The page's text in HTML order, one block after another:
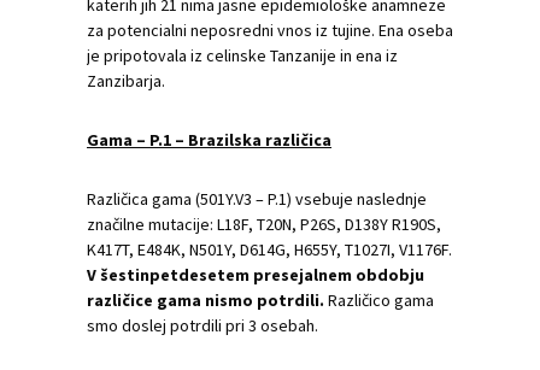
katerih jih 21 nima jasne epidemiološke anamneze
za potencialni neposredni vnos iz tujine. Ena oseba
je pripotovala iz celinske Tanzanije in ena iz
Zanzibarja.
Gama – P.1 – Brazilska različica
Različica gama (501Y.V3 – P.1) vsebuje naslednje
značilne mutacije: L18F, T20N, P26S, D138Y R190S,
K417T, E484K, N501Y, D614G, H655Y, T1027I, V1176F.
V šestinpetdesetem presejalnem obdobju
različice gama nismo potrdili. Različico gama
smo doslej potrdili pri 3 osebah.